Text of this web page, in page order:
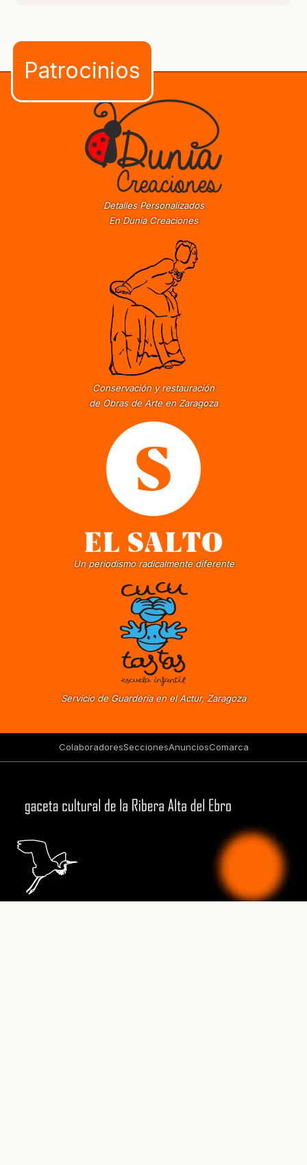
Detalles Personalizados
En Dunia Creaciones
Conservación y restauración
de Obras de Arte en Zaragoza
Un periodismo radicalmente diferente
Servicio de Guardería en el Actur, Zaragoza
ColaboradoresSeccionesAnunciosComarca